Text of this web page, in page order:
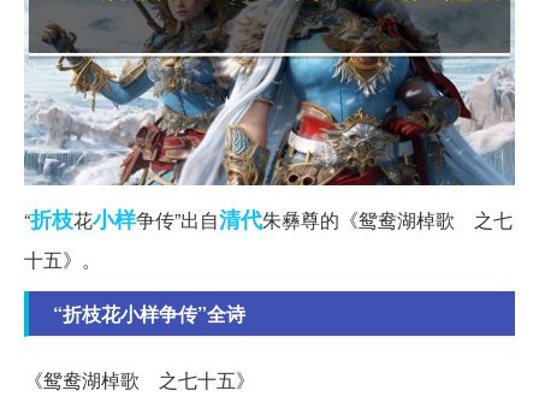
“折枝花小样争传”出自清代朱彝尊的《鸳鸯湖棹歌 之七
十五》。
“折枝花小样争传”全诗
《鸳鸯湖棹歌 之七十五》